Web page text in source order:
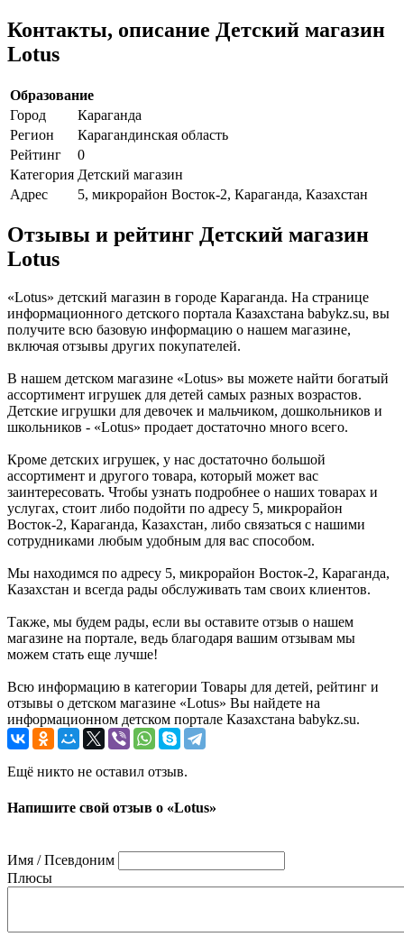
Контакты, описание Детский магазин
Lotus
Образование
Город
Караганда
Регион
Карагандинская область
Рейтинг
0
Категория Детский магазин
Адрес
5, микрорайон Восток-2, Караганда, Казахстан
Отзывы и рейтинг Детский магазин
Lotus
«Lotus» детский магазин в городе Караганда. На странице
информационного детского портала Казахстана babykz.su, вы
получите всю базовую информацию о нашем магазине,
включая отзывы других покупателей.
В нашем детском магазине «Lotus» вы можете найти богатый
ассортимент игрушек для детей самых разных возрастов.
Детские игрушки для девочек и мальчиком, дошкольников и
школьников - «Lotus» продает достаточно много всего.
Кроме детских игрушек, у нас достаточно большой
ассортимент и другого товара, который может вас
заинтересовать. Чтобы узнать подробнее о наших товарах и
услугах, стоит либо подойти по адресу 5, микрорайон
Восток-2, Караганда, Казахстан, либо связаться с нашими
сотрудниками любым удобным для вас способом.
Мы находимся по адресу 5, микрорайон Восток-2, Караганда,
Казахстан и всегда рады обслуживать там своих клиентов.
Также, мы будем рады, если вы оставите отзыв о нашем
магазине на портале, ведь благодаря вашим отзывам мы
можем стать еще лучше!
Всю информацию в категории Товары для детей, рейтинг и
отзывы о детском магазине «Lotus» Вы найдете на
информационном детском портале Казахстана babykz.su.
Ещё никто не оставил отзыв.
Напишите свой отзыв о «Lotus»
Имя / Псевдоним
Плюсы